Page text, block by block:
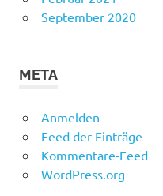
September 2020
META
Anmelden
Feed der Einträge
Kommentare-Feed
WordPress.org